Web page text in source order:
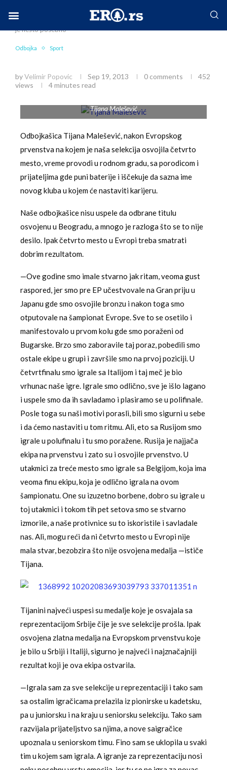
Home Odbojka
Igrati za reprezentaciju
je nešto posebno
Odbojka Sport
byVelimir Popovic Sep 19, 2013 0 comments
452
views
4 minutes read
Tijana Malešević
Odbojkašica Tijana Malešević, nakon Evropskog
prvenstva na kojem je naša selekcija osvojila četvrto
mesto, vreme provodi u rodnom gradu, sa porodicom i
prijateljima gde puni baterije i iščekuje da sazna ime
novog kluba u kojem će nastaviti karijeru.
Naše odbojkašice nisu uspele da odbrane titulu
osvojenu u Beogradu, a mnogo je razloga što se to nije
desilo. Ipak četvrto mesto u Evropi treba smatrati
dobrim rezultatom.
—Ove godine smo imale stvarno jak ritam, veoma gust
raspored, jer smo pre EP učestvovale na Gran priju u
Japanu gde smo osvojile bronzu i nakon toga smo
otputovale na šampionat Evrope. Sve to se osetilo i
manifestovalo u prvom kolu gde smo poraženi od
Bugarske. Brzo smo zaboravile taj poraz, pobedili smo
ostale ekipe u grupi i završile smo na prvoj poziciji. U
četvrtfinalu smo igrale sa Italijom i taj meč je bio
vrhunac naše igre. Igrale smo odlično, sve je išlo lagano
i uspele smo da ih savladamo i plasiramo se u polifinale.
Posle toga su naši motivi porasli, bili smo sigurni u sebe
i da ćemo nastaviti u tom ritmu. Ali, eto sa Rusijom smo
igrale u polufinalu i tu smo poražene. Rusija je najjača
ekipa na prvenstvu i zato su i osvojile prvenstvo. U
utakmici za treće mesto smo igrale sa Belgijom, koja ima
veoma finu ekipu, koja je odlično igrala na ovom
šampionatu. One su izuzetno borbene, dobro su igrale u
toj utakmici i tokom tih pet setova smo se stvarno
izmorile, a naše protivnice su to iskoristile i savladale
nas. Ali, mogu reći da ni četvrto mesto u Evropi nije
mala stvar, bezobzira što nije osvojena medalja —ističe
Tijana.
Tijanini najveći uspesi su medalje koje je osvajala sa
reprezentacijom Srbije čije je sve selekcije prošla. Ipak
osvojena zlatna medalja na Evropskom prvenstvu koje
je bilo u Srbiji i Italiji, sigurno je najveći i najznačajniji
rezultat koji je ova ekipa ostvarila.
—Igrala sam za sve selekcije u reprezentaciji i tako sam
sa ostalim igračicama prelazila iz pionirske u kadetsku,
pa u juniorsku i na kraju u seniorsku selekciju. Tako sam
razvijala prijateljstvo sa njima, a nove saigračice
upoznala u seniorskom timu. Fino sam se uklopila u svaki
tim u kojem sam igrala. A igranje za reprezentaciju nosi